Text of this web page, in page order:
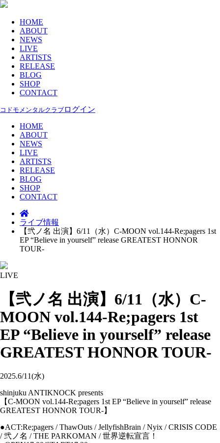
HOME
ABOUT
NEWS
LIVE
ARTISTS
RELEASE
BLOG
SHOP
CONTACT
コドモメンタルクラブ ログイン
HOME
ABOUT
NEWS
LIVE
ARTISTS
RELEASE
BLOG
SHOP
CONTACT
ライブ情報
【弐ノ名 出演】6/11（水）C-MOON vol.144-Re;pagers 1st
EP “Believe in yourself” release GREATEST HONNOR
TOUR-
LIVE
【弐ノ名 出演】6/11（水）C-
MOON vol.144-Re;pagers 1st
EP “Believe in yourself” release
GREATEST HONNOR TOUR-
2025.6/11(水)
shinjuku ANTIKNOCK presents
【C-MOON vol.144-Re;pagers 1st EP “Believe in yourself” release
GREATEST HONNOR TOUR-】
●ACT:Re;pagers / ThawOuts / JellyfishBrain / Nyix / CRISIS CODE
/ 弐ノ名 / THE PARKOMAN / 世界逆転宣言！